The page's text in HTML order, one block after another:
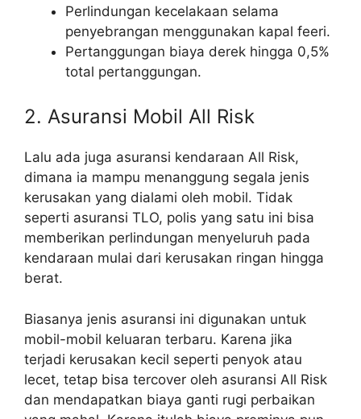
Perlindungan kecelakaan selama
penyebrangan menggunakan kapal feeri.
Pertanggungan biaya derek hingga 0,5%
total pertanggungan.
2. Asuransi Mobil All Risk
Lalu ada juga asuransi kendaraan All Risk,
dimana ia mampu menanggung segala jenis
kerusakan yang dialami oleh mobil. Tidak
seperti asuransi TLO, polis yang satu ini bisa
memberikan perlindungan menyeluruh pada
kendaraan mulai dari kerusakan ringan hingga
berat.
Biasanya jenis asuransi ini digunakan untuk
mobil-mobil keluaran terbaru. Karena jika
terjadi kerusakan kecil seperti penyok atau
lecet, tetap bisa tercover oleh asuransi All Risk
dan mendapatkan biaya ganti rugi perbaikan